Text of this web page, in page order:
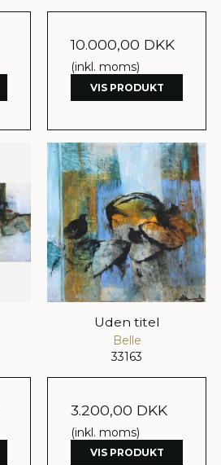
10.000,00 DKK
(inkl. moms)
VIS PRODUKT
Uden titel
Belle
33163
3.200,00 DKK
(inkl. moms)
VIS PRODUKT